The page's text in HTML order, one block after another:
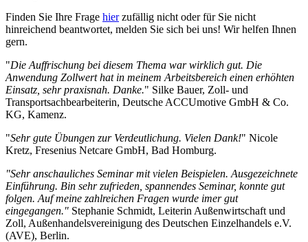
Finden Sie Ihre Frage hierzufällig nicht oder für Sie nicht
hinreichend beantwortet, melden Sie sich bei uns! Wir helfen Ihnen
gern.
"Die Auffrischung bei diesem Thema war wirklich gut. Die
Anwendung Zollwert hat in meinem Arbeitsbereich einen erhöhten
Einsatz, sehr praxisnah. Danke." Silke Bauer, Zoll- und
Transportsachbearbeiterin, Deutsche ACCUmotive GmbH & Co.
KG, Kamenz.
"Sehr gute Übungen zur Verdeutlichung. Vielen Dank!" Nicole
Kretz, Fresenius Netcare GmbH, Bad Homburg.
"Sehr anschauliches Seminar mit vielen Beispielen. Ausgezeichnete
Einführung. Bin sehr zufrieden, spannendes Seminar, konnte gut
folgen. Auf meine zahlreichen Fragen wurde imer gut
eingegangen." Stephanie Schmidt, Leiterin Außenwirtschaft und
Zoll, Außenhandelsvereinigung des Deutschen Einzelhandels e.V.
(AVE), Berlin.